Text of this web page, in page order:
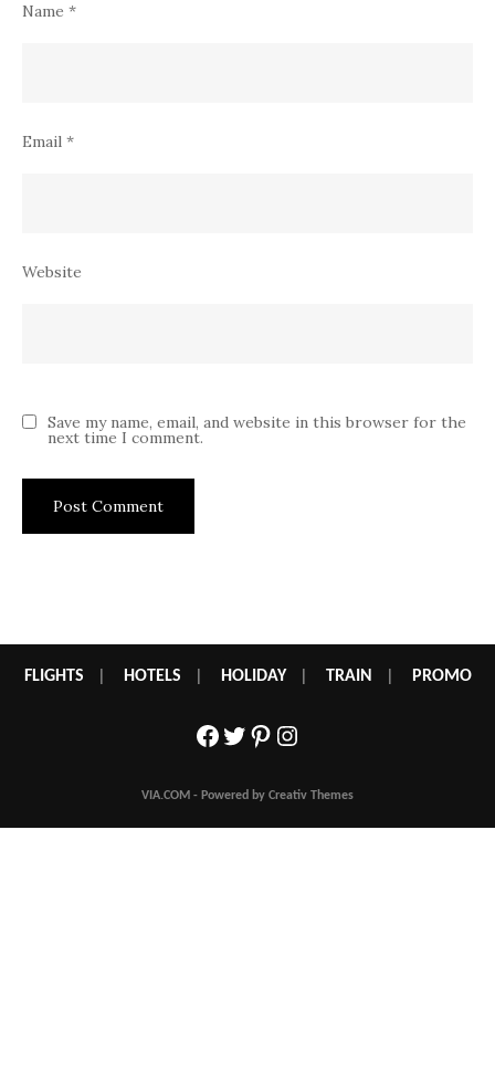
Name *
Email *
Website
Save my name, email, and website in this browser for the
next time I comment.
FLIGHTS HOTELS HOLIDAY| TRAIN PROMO
Facebook
Twitter
Pinterest
Instagram
VIA.COM - Powered by Creativ Themes